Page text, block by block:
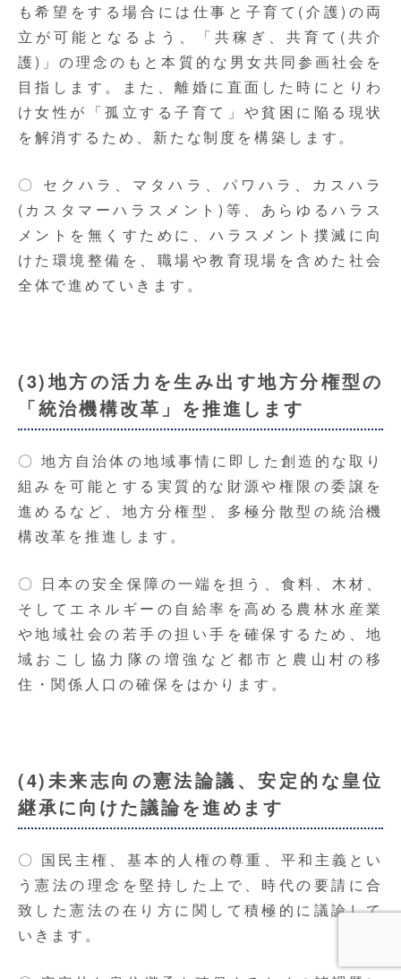
も希望をする場合には仕事と子育て(介護)の両
立が可能となるよう、「共稼ぎ、共育て(共介
護)」の理念のもと本質的な男女共同参画社会を
目指します。また、離婚に直面した時にとりわ
け女性が「孤立する子育て」や貧困に陥る現状
を解消するため、新たな制度を構築します。
〇 セクハラ、マタハラ、パワハラ、カスハラ
(カスタマーハラスメント)等、あらゆるハラス
メントを無くすために、ハラスメント撲滅に向
けた環境整備を、職場や教育現場を含めた社会
全体で進めていきます。
(3)地方の活力を生み出す地方分権型の
「統治機構改革」を推進します
〇 地方自治体の地域事情に即した創造的な取り
組みを可能とする実質的な財源や権限の委譲を
進めるなど、地方分権型、多極分散型の統治機
構改革を推進します。
〇 日本の安全保障の一端を担う、食料、木材、
そしてエネルギーの自給率を高める農林水産業
や地域社会の若手の担い手を確保するため、地
域おこし協力隊の増強など都市と農山村の移
住・関係人口の確保をはかります。
(4)未来志向の憲法論議、安定的な皇位
継承に向けた議論を進めます
〇 国民主権、基本的人権の尊重、平和主義とい
う憲法の理念を堅持した上で、時代の要請に合
致した憲法の在り方に関して積極的に議論して
いきます。